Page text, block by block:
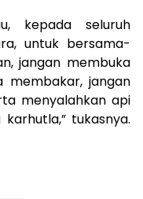
kepada seluruh
untuk bersama-
jangan membuka
membakar, jangan
menyalahkan api
tukasnya.